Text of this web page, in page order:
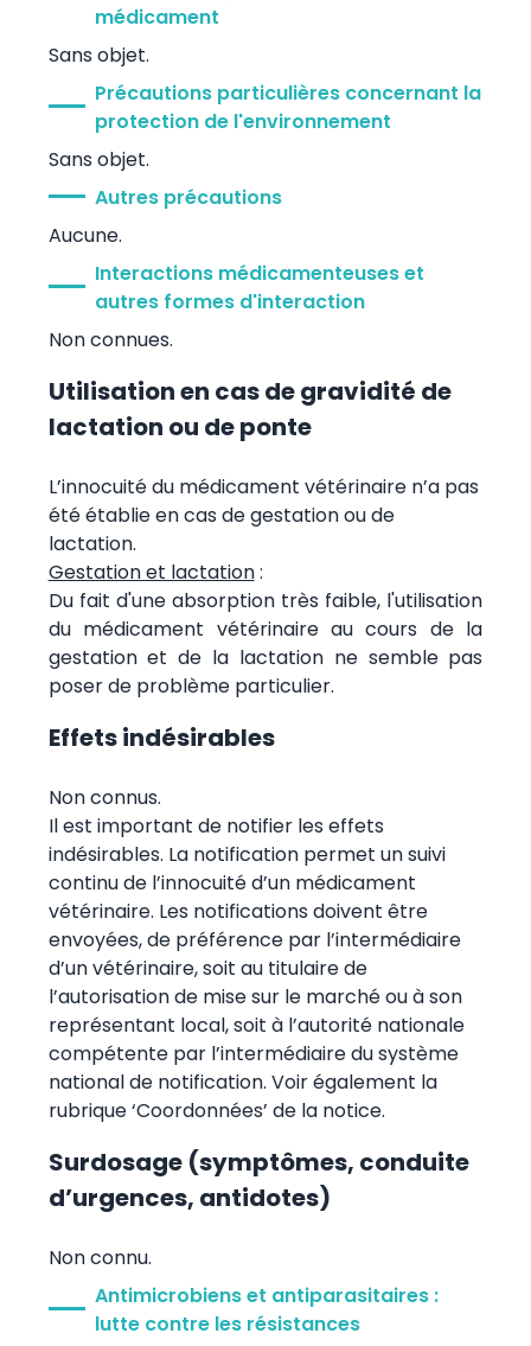
médicament
Sans objet.
Précautions particulières concernant la
protection de l'environnement
Sans objet.
Autres précautions
Aucune.
Interactions médicamenteuses et
autres formes d'interaction
Non connues.
Utilisation en cas de gravidité de
lactation ou de ponte
L’innocuité du médicament vétérinaire n’a pas
été établie en cas de gestation ou de
lactation.
Gestation et lactation:
Du fait d'une absorption très faible, l'utilisation
du médicament vétérinaire au cours de la
gestation et de la lactation ne semble pas
poser de problème particulier.
Effets indésirables
Non connus.
Il est important de notifier les effets
indésirables. La notification permet un suivi
continu de l’innocuité d’un médicament
vétérinaire. Les notifications doivent être
envoyées, de préférence par l’intermédiaire
d’un vétérinaire, soit au titulaire de
l’autorisation de mise sur le marché ou à son
représentant local, soit à l’autorité nationale
compétente par l’intermédiaire du système
national de notification. Voir également la
rubrique ‘Coordonnées’ de la notice.
Surdosage (symptômes, conduite
d’urgences, antidotes)
Non connu.
Antimicrobiens et antiparasitaires :
lutte contre les résistances